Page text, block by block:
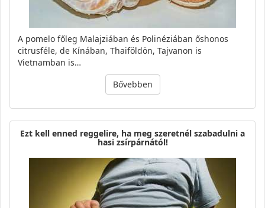
A pomelo főleg Malajziában és Polinéziában őshonos
citrusféle, de Kínában, Thaiföldön, Tajvanon is
Vietnamban is…
Bővebben
Ezt kell enned reggelire, ha meg szeretnél szabadulni a
hasi zsírpárnától!